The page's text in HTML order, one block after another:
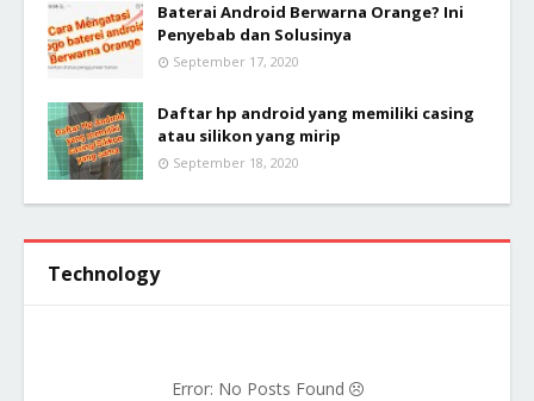
Baterai Android Berwarna Orange? Ini
Penyebab dan Solusinya
September 17, 2020
Daftar hp android yang memiliki casing
atau silikon yang mirip
September 18, 2020
Technology
Error: No Posts Found